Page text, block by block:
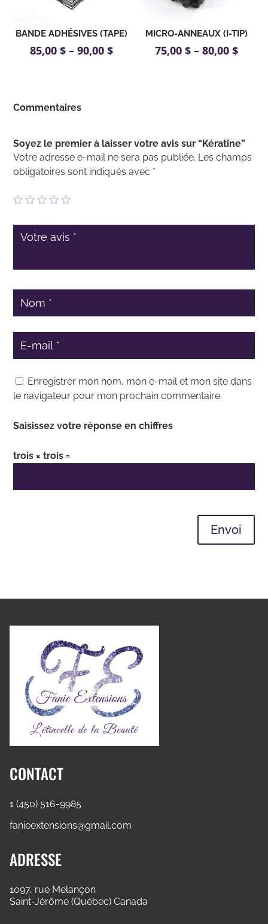
BANDE ADHÉSIVES (TAPE)
85,00 $– 90,00 $
MICRO-ANNEAUX (I-TIP)
75,00$ –80,00$
Commentaires
Soyez le premier à laisser votre avis sur “Kératine”
Votre adresse e-mail ne sera pas publiée. Les champs
obligatoires sont indiqués avec *
Enregistrer mon nom, mon e-mail et mon site dans
le navigateur pour mon prochain commentaire.
Saisissez votre réponse en chiffres
trois × trois =
Envoi
CONTACT
1 (450) 516-9985
fanieextensions@gmail.com
ADRESSE
1097, rue Melançon
Saint-Jérôme (Québec) Canada